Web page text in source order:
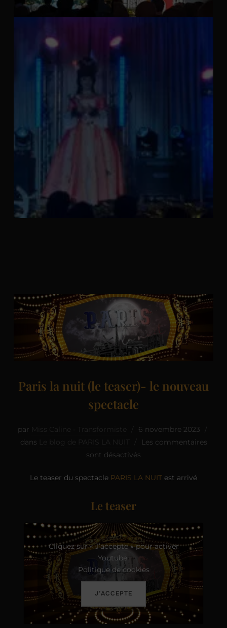
Paris la nuit (le teaser)- le nouveau
spectacle
par
6 novembre 2023
dans
Les commentaires
sont désactivés
Le teaser du spectacle PARIS LA NUIT est arrivé
Le teaser
Cliquez sur « J’accepte » pour activer
Youtube
Politique de cookies
J’ACCEPTE